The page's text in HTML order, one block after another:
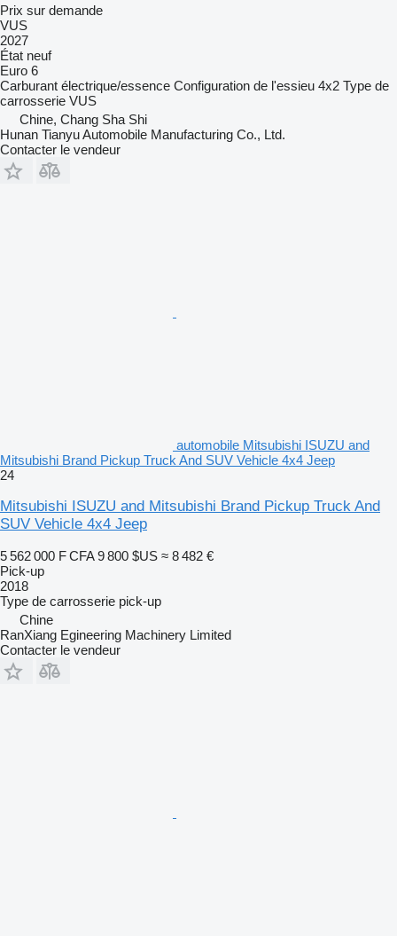
Prix sur demande
VUS
2027
État neuf
Euro 6
Carburant électrique/essence Configuration de l'essieu 4x2 Type de
carrosserie VUS
Chine, Chang Sha Shi
Hunan Tianyu Automobile Manufacturing Co., Ltd.
Contacter le vendeur
automobile Mitsubishi ISUZU and
Mitsubishi Brand Pickup Truck And SUV Vehicle 4x4 Jeep
24
Mitsubishi ISUZU and Mitsubishi Brand Pickup Truck And
SUV Vehicle 4x4 Jeep
5 562 000 F CFA 9 800 $US ≈ 8 482 €
Pick-up
2018
Type de carrosserie pick-up
Chine
RanXiang Egineering Machinery Limited
Contacter le vendeur